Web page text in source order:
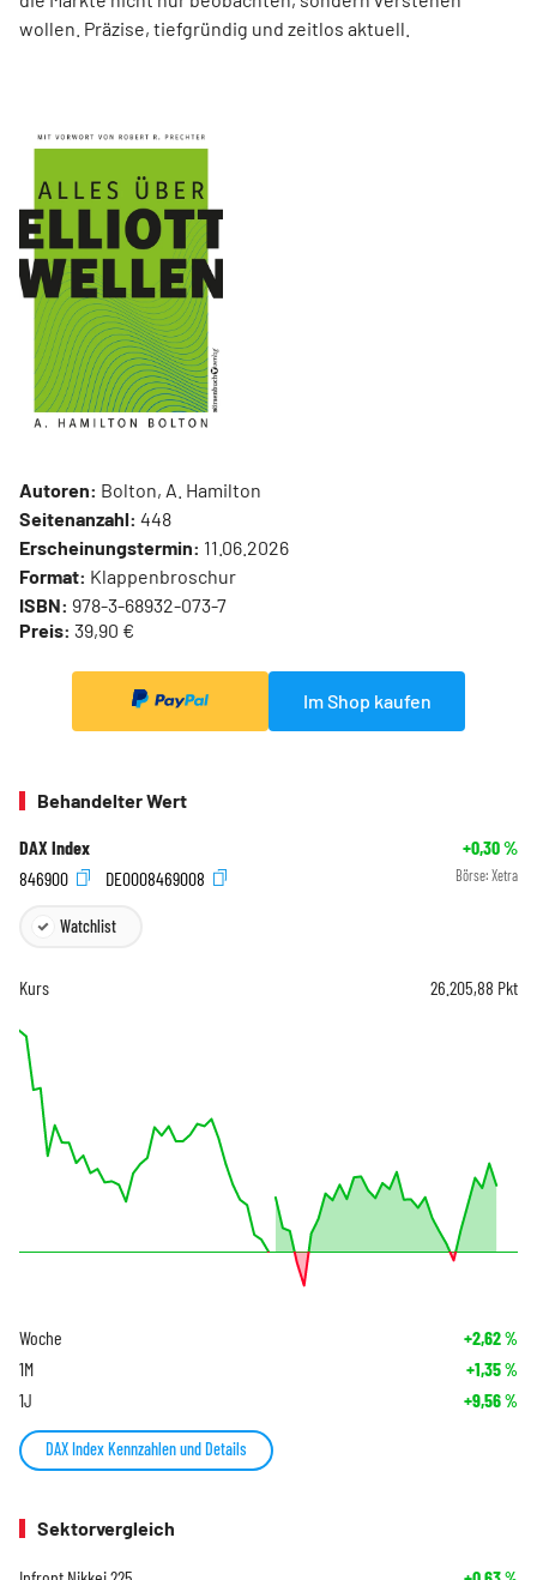
wollen. Präzise, tiefgründig und zeitlos aktuell.
Autoren: Bolton, A. Hamilton
Seitenanzahl: 448
Erscheinungstermin: 11.06.2026
Format: Klappenbroschur
ISBN: 978-3-68932-073-7
Preis: 39,90 €
Im Shop kaufen
Behandelter Wert
DAX Index +0,30%
846900
DE0008469008 Börse: Xetra
Watchlist
Kurs 26.205,88 Pkt
Woche +2,62%
1M +1,35%
1J +9,56%
DAX Index Kennzahlen und Details
Sektorvergleich